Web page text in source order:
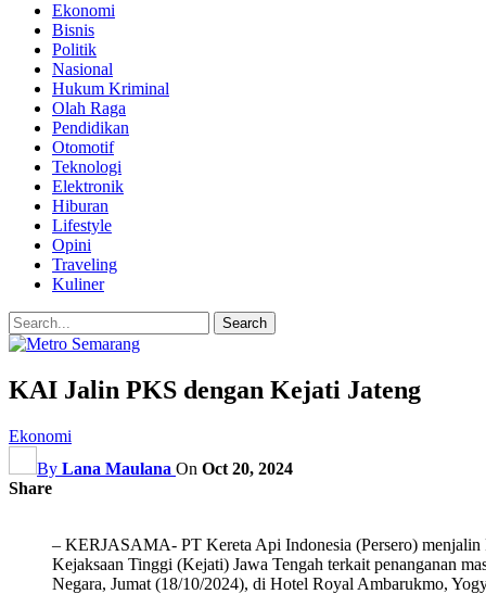
Ekonomi
Bisnis
Politik
Nasional
Hukum Kriminal
Olah Raga
Pendidikan
Otomotif
Teknologi
Elektronik
Hiburan
Lifestyle
Opini
Traveling
Kuliner
KAI Jalin PKS dengan Kejati Jateng
Ekonomi
By Lana Maulana On Oct 20, 2024
Share
– KERJASAMA- PT Kereta Api Indonesia (Persero) menjalin
Kejaksaan Tinggi (Kejati) Jawa Tengah terkait penanganan
Negara, Jumat (18/10/2024), di Hotel Royal Ambarukmo,